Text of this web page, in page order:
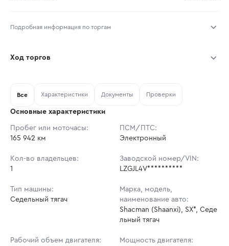
Подробная информация по торгам
Тип аукциона: Открытые торги
Шаг торгов: 50 880 ₽
Кол-во ставок:
Ход торгов
Ставок не найдено
в аукционах
Все Характеристики Документы Проверки
Основные характеристики
Пробег или моточасы:
165 942 км
ПСМ/ПТС:
Электронный
Кол-во владельцев:
1
Заводской номер/VIN:
LZGJL4V**********
Тип машины:
Седельный тягач
Марка, модель,
наименование авто:
Shacman (Shaanxi), SX*, Седе
льный тягач
Рабочий объем двигателя:
Мощность двигателя: